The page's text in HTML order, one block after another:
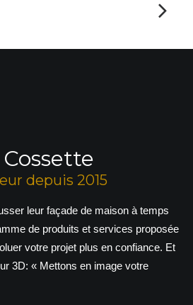
depuis 2015
leur façade de maison à temps
de produits et services proposée
votre projet plus en confiance. Et
3D: « Mettons en image votre